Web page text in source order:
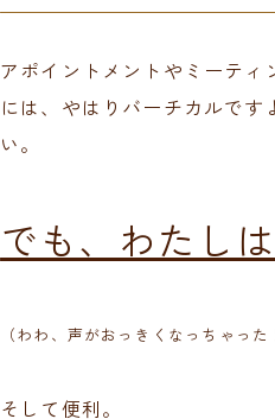
アポイントメントやミーテ
には、やはりバーチカルで
い。
でも、わたし
（わわ、声がおっきくなっちゃった
そして便利。